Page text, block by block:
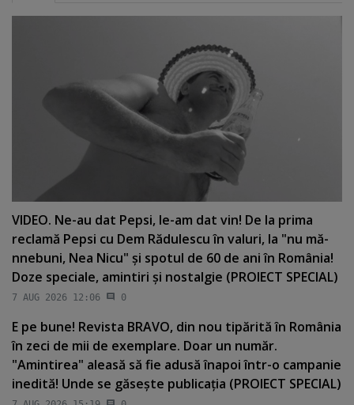
VIDEO. Ne-au dat Pepsi, le-am dat vin! De la prima
reclamă Pepsi cu Dem Rădulescu în valuri, la "nu mă-
nnebuni, Nea Nicu" şi spotul de 60 de ani în România!
Doze speciale, amintiri şi nostalgie (PROIECT SPECIAL)
7 AUG 2026 12:06 0
E pe bune! Revista BRAVO, din nou tipărită în România
în zeci de mii de exemplare. Doar un număr.
"Amintirea" aleasă să fie adusă înapoi într-o campanie
inedită! Unde se găseşte publicaţia (PROIECT SPECIAL)